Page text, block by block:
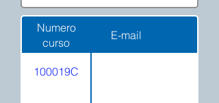
Numero
curso
E-mail
100019C